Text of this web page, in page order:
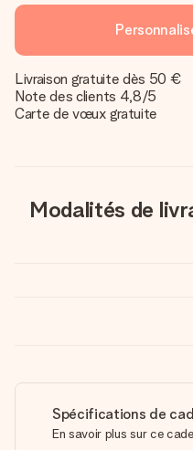
Livraison gratuite dès 50 €
Note des clients 4,8/5
Carte de vœux gratuite
Modalités de
Spécifications de
En savoir plus sur ce